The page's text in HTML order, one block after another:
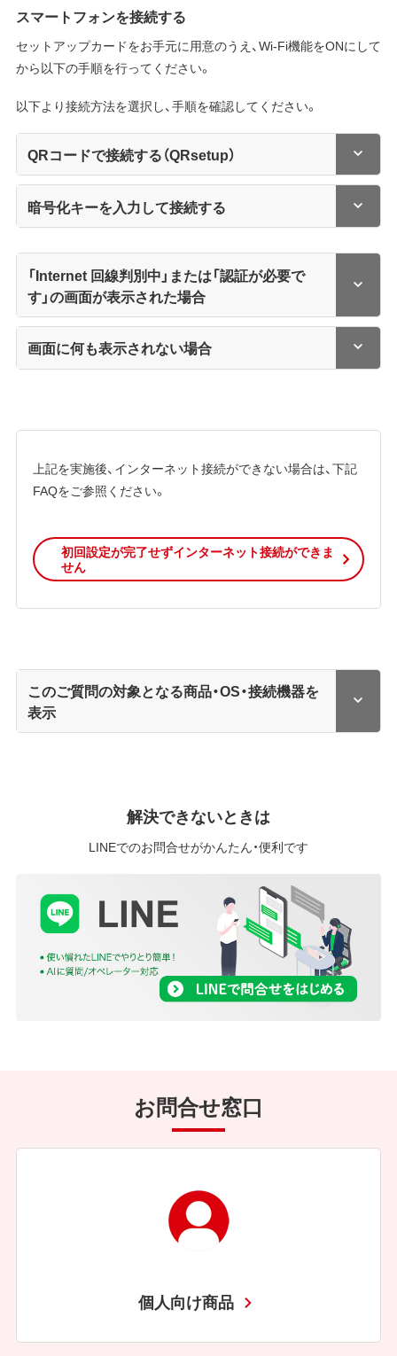
スマートフォンを接続する
セットアップカードをお手元に用意のうえ、Wi-Fi機能をONにして
から以下の手順を行ってください。
以下より接続方法を選択し、手順を確認してください。
QRコードで接続する（QRsetup）
暗号化キーを入力して接続する
「Internet 回線判別中」または「認証が必要で
す」の画面が表示された場合
画面に何も表示されない場合
上記を実施後、インターネット接続ができない場合は、下記
FAQをご参照ください。
初回設定が完了せずインターネット接続ができま
せん
このご質問の対象となる商品・OS・接続機器を
表示
解決できないときは
LINEでのお問合せがかんたん・便利です
お問合せ窓口
個人向け商品